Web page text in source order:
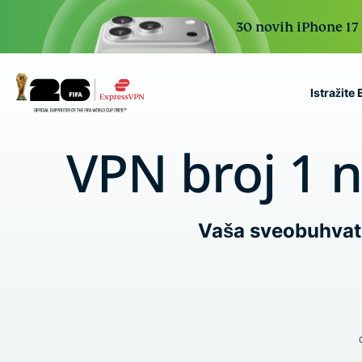
30 novih iPhone 17
Istražite
VPN protection for
to deploy, simple to
scale.
VPN broj 1
Vaša